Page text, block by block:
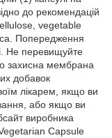
до рекомендацій
vegetable
Попередження
Не перевищуйте
захисна мембрана
добавок
лікарем, якщо ви
або якщо ви
виробника
Capsule